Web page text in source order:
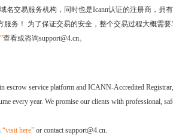
名交易服务机构，同时也是Icann认证的注册商，
务！ 为了保证交易的安全，整个交易过程大概需要
查看或咨询support@4.cn。
escrow service platform and ICANN-Accredited
every year. We promise our clients with professional,
“visit here” or contact support@4.cn.